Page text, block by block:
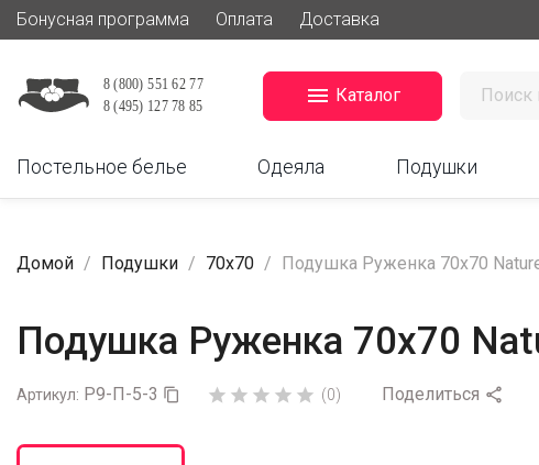
Бонусная программа Оплата Доставка
 Каталог
Постельное белье Одеяла Подушки
Домой Подушки 70x70 Подушка Руженка 70x70
Подушка Руженка 70x70
Артикул: Р9-П-5-3       (0) Поделиться 